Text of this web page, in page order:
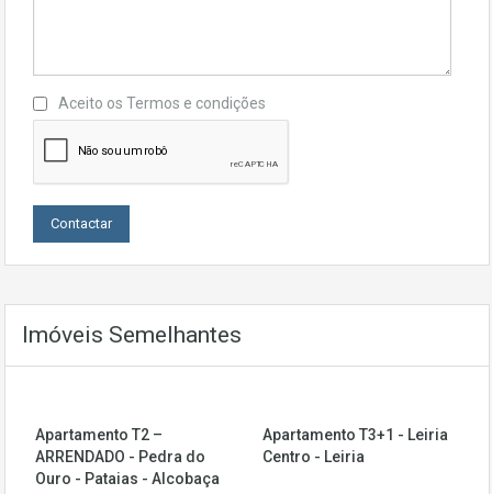
Aceito os Termos e condições
Imóveis Semelhantes
Apartamento T2 –
ARRENDADO - Pedra do
Ouro - Pataias - Alcobaça
Apartamento T3+1 - Leiria
Centro - Leiria